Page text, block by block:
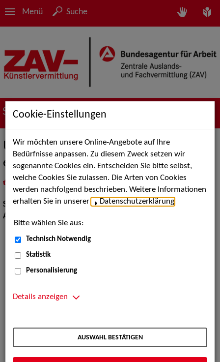
Menü Suche
Suche nach Künstler*innen
Ü53 - Wie lange können Sie das
eigentlich noch machen?
Show:Artistik
Artistik:
Cookie-Einstellungen
Wir möchten unsere Online-Angebote auf Ihre
Bedürfnisse anpassen. Zu diesem Zweck setzen wir
sogenannte Cookies ein. Entscheiden Sie bitte selbst,
welche Cookies Sie zulassen. Die Arten von Cookies
werden nachfolgend beschrieben. Weitere Informationen
erhalten Sie in unserer
Datenschutzerklärung
Bitte wählen Sie aus:
Technisch Notwendig
Statistik
Personalisierung
Details anzeigen
AUSWAHL BESTÄTIGEN